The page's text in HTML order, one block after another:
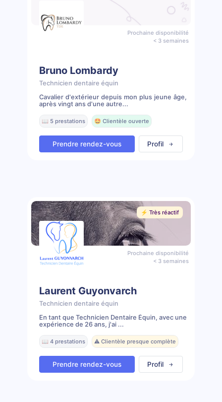
Prochaine disponibilité
< 3 semaines
Bruno Lombardy
Technicien dentaire équin
Cavalier d'extérieur depuis mon plus jeune âge,
après vingt ans d'une autre...
📖 5 prestations 🤩 Clientèle ouverte
Prendre rendez-vous Profil
⚡️ Très réactif
Prochaine disponibilité
< 3 semaines
Laurent Guyonvarch
Technicien dentaire équin
En tant que Technicien Dentaire Équin, avec une
expérience de 26 ans, j'ai ...
📖 4 prestations ⚠️ Clientèle presque complète
Prendre rendez-vous Profil